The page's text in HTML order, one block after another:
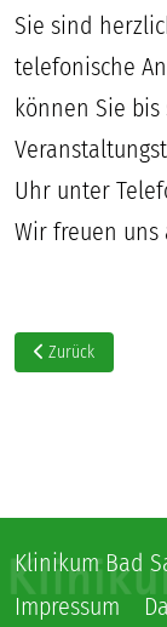
Sie sind
telefonische
können Sie
Uhr unter
Wir freuen uns
Vorheriger Beitrag:
Zurück
Klinikum Bad
Impressum